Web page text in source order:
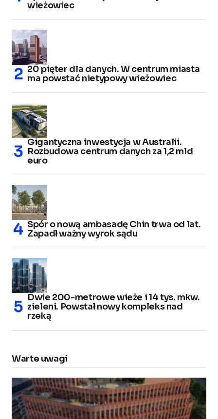
wieżowiec
20 pięter dla danych. W centrum miasta
ma powstać nietypowy wieżowiec
Gigantyczna inwestycja w Australii.
Rozbudowa centrum danych za 1,2 mld
euro
Spór o nową ambasadę Chin trwa od lat.
Zapadł ważny wyrok sądu
Dwie 200-metrowe wieże i 14 tys. mkw.
zieleni. Powstał nowy kompleks nad
rzeką
Warte uwagi